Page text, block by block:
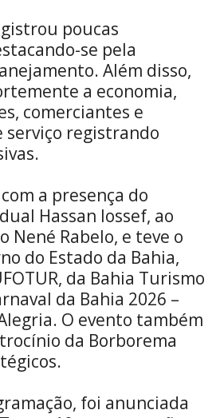
poucas
se pela
Além disso,
a economia,
comerciantes e
serviço registrando
a presença do
Hassan Iossef, ao
Nené Rabelo, e teve o
do Estado da Bahia,
da Bahia Turismo
da Bahia 2026 –
O evento também
da Borborema
foi anunciada